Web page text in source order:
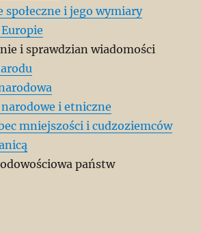
społeczne i jego wymiary
i sprawdzian wiadomości
i etniczne
mniejszości i cudzoziemców
państw